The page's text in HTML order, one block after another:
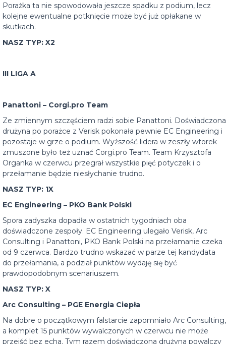
Porażka ta nie spowodowała jeszcze spadku z podium, lecz
kolejne ewentualne potknięcie może być już opłakane w
skutkach.
NASZ TYP: X2
III LIGA A
Panattoni – Corgi.pro Team
Ze zmiennym szczęściem radzi sobie Panattoni. Doświadczona
drużyna po porażce z Verisk pokonała pewnie EC Engineering i
pozostaje w grze o podium. Wyższość lidera w zeszły wtorek
zmuszone było też uznać Corgi.pro Team. Team Krzysztofa
Organka w czerwcu przegrał wszystkie pięć potyczek i o
przełamanie będzie niesłychanie trudno.
NASZ TYP: 1X
EC Engineering – PKO Bank Polski
Spora zadyszka dopadła w ostatnich tygodniach oba
doświadczone zespoły. EC Engineering ulegało Verisk, Arc
Consulting i Panattoni, PKO Bank Polski na przełamanie czeka
od 9 czerwca. Bardzo trudno wskazać w parze tej kandydata
do przełamania, a podział punktów wydaję się być
prawdopodobnym scenariuszem.
NASZ TYP: X
Arc Consulting – PGE Energia Ciepła
Na dobre o początkowym falstarcie zapomniało Arc Consulting,
a komplet 15 punktów wywalczonych w czerwcu nie może
przejść bez echa. Tym razem doświadczona drużyna powalczy